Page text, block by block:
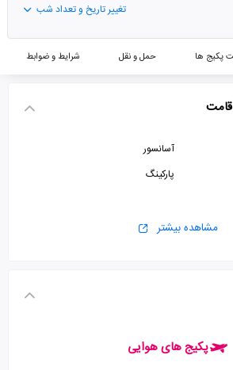
تغییر تاریخ و تعداد شب
پکیج ها حمل و نقل شرایط و ضوابط
آسانسور
پارکینگ
مشاهده بیشتر
پکیج های هوایی